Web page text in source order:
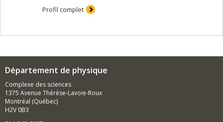
Étude des protéines membranaire par des
mesures de temps de vie de fluorescence
"formeuses de pores" par la spectroscopie de
Profil complet
Département de physique
Complexe des sciences
1375 Avenue Thérèse-Lavoie-Roux
Montréal (Québec)
H2V 0B3